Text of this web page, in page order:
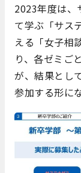
2023年度は、
て学ぶ「サス
える「女子相
り、各ゼミご
が、結果とし
参加する形に